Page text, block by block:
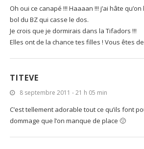
Oh oui ce canapé !!! Haaaan !!! j’ai hâte
bol du BZ qui casse le dos.
Je crois que je dormirais dans la Tifadors !!!
Elles ont de la chance tes filles ! Vous êtes
TITEVE
8 septembre 2011 - 21 h 05 min
C’est tellement adorable tout ce qu’ils font
dommage que l’on manque de place 🙁